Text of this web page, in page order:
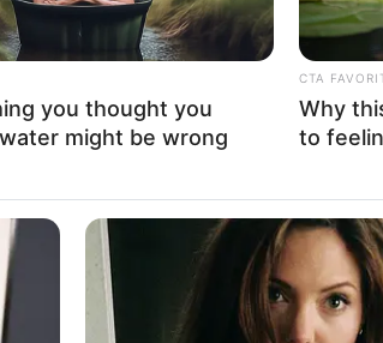
Fandom:
you thought you
might be wrong
CTA
Why
to